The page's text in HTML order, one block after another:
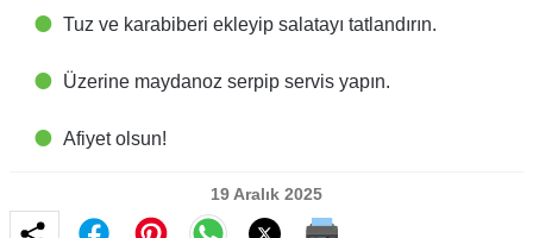
Tuz ve karabiberi ekleyip salatayı tatlandırın.
Üzerine maydanoz serpip servis yapın.
Afiyet olsun!
19 Aralık 2025